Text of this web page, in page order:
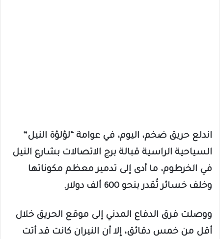
اندلع حريق ضخم، اليوم، في عوامة “لؤلؤة النيل”
السياحية الراسية قبالة برج الاتصالات بشارع النيل
في الخرطوم، ما أدى إلى تدمير معظم مكوناتها
وخلف خسائر تُقدر بنحو 600 ألف دولار.
ووصلت فرق الدفاع المدني إلى موقع الحريق خلال
أقل من خمس دقائق، إلا أن النيران كانت قد أتت